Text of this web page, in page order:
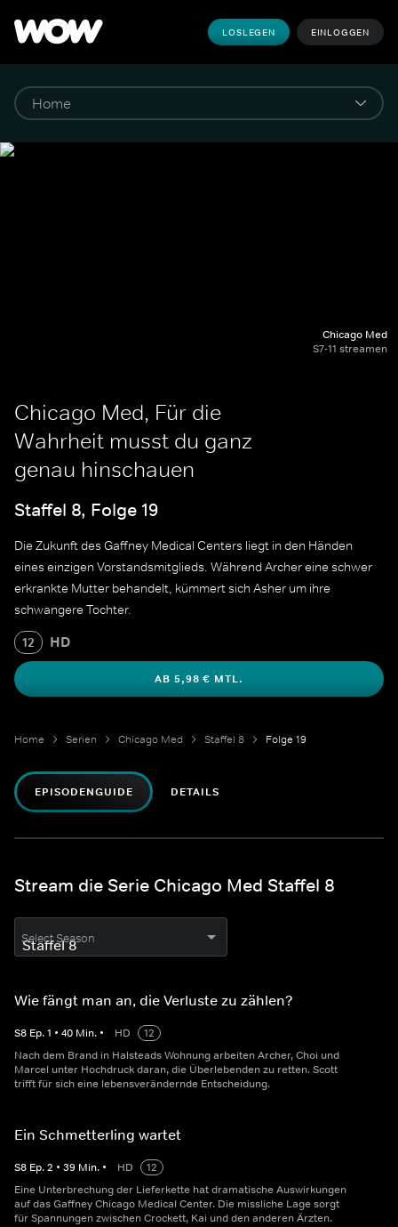
LOSLEGEN EINLOGGEN
Chicago Med
S7-11 streamen
Chicago Med, Für die
Wahrheit musst du ganz
genau hinschauen
Staffel 8, Folge 19
Die Zukunft des Gaffney Medical Centers liegt in den Händen
eines einzigen Vorstandsmitglieds. Während Archer eine schwer
erkrankte Mutter behandelt, kümmert sich Asher um ihre
schwangere Tochter.
12 HD
AB 5,98 € MTL.
Home Serien Chicago Med Staffel 8 Folge 19
EPISODENGUIDE DETAILS
Stream die Serie Chicago Med Staffel 8
Select Season
Wie fängt man an, die Verluste zu zählen?
S8 Ep.1 • 40 Min. • HD
12
Nach dem Brand in Halsteads Wohnung arbeiten Archer, Choi und
Marcel unter Hochdruck daran, die Überlebenden zu retten. Scott
trifft für sich eine lebensverändernde Entscheidung.
Ein Schmetterling wartet
S8 Ep.2 • 39 Min. • HD
12
Eine Unterbrechung der Lieferkette hat dramatische Auswirkungen
auf das Gaffney Chicago Medical Center. Die missliche Lage sorgt
für Spannungen zwischen Crockett, Kai und den anderen Ärzten.